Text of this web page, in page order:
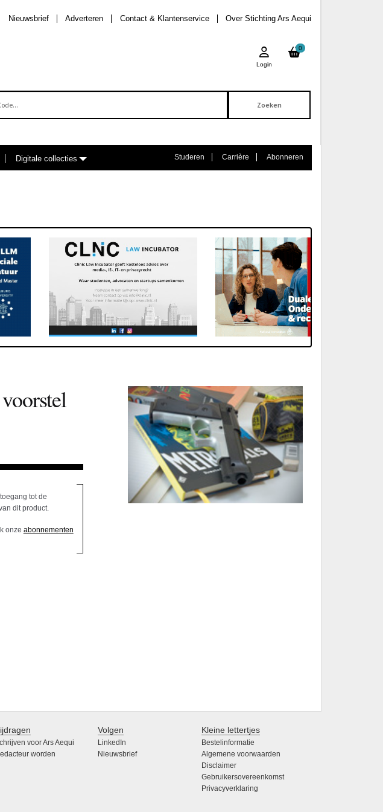
Over Stichting Ars Aequi
Contact & Klantenservice
Adverteren
Nieuwsbrief
0
Login
Digitale collecties Studeren Carrière Abonneren
tot de
dit product.
onze abonnementen
voor Ars Aequi
worden
Volgen
LinkedIn
Nieuwsbrief
Kleine lettertjes
Bestelinformatie
Algemene voorwaarden
Disclaimer
Gebruikersovereenkomst
Privacyverklaring